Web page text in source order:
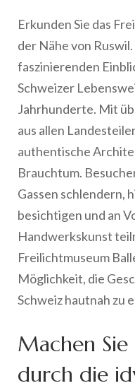
Erkunden Sie das
der Nähe von
faszinierenden
Schweizer
Jahrhunderte. Mit
aus allen
authentische
Brauchtum.
Gassen schlendern,
besichtigen und an
Handwerkskunst
Freilichtmuseum
Möglichkeit, die
Schweiz hautnah zu
Machen
durch die